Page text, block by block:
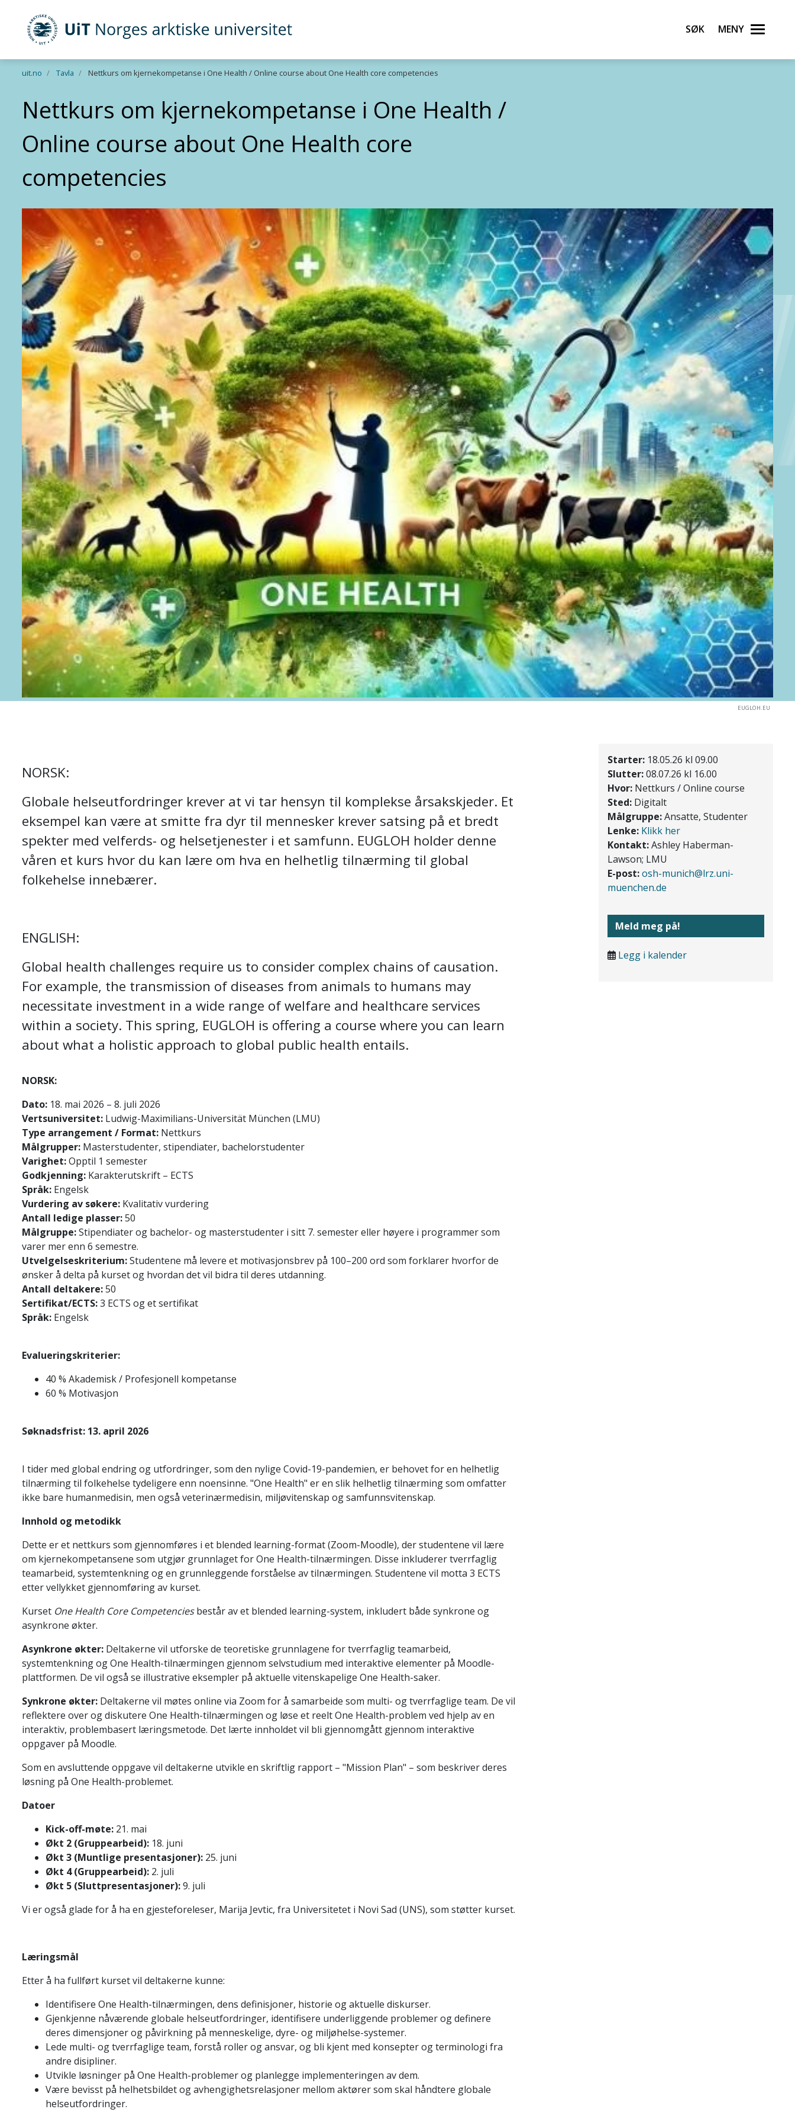
Gå til hovedinnhold
UiT Norges arktiske universitet Søk Meny
uit.no Tavla Nettkurs om kjernekompetanse i One Health / Online course about One Health core competencies
Nettkurs om kjernekompetanse i One Health /
Online course about One Health core
competencies
EUGLOH.EU
NORSK:
Globale helseutfordringer krever at vi tar hensyn til komplekse årsakskjeder. Et
eksempel kan være at smitte fra dyr til mennesker krever satsing på et bredt
spekter med velferds- og helsetjenester i et samfunn. EUGLOH holder denne
våren et kurs hvor du kan lære om hva en helhetlig tilnærming til global
folkehelse innebærer.
ENGLISH:
Global health challenges require us to consider complex chains of causation.
For example, the transmission of diseases from animals to humans may
necessitate investment in a wide range of welfare and healthcare services
within a society. This spring, EUGLOH is offering a course where you can learn
about what a holistic approach to global public health entails.
NORSK:
Dato: 18. mai 2026 – 8. juli 2026
Vertsuniversitet: Ludwig-Maximilians-Universität München (LMU)
Type arrangement / Format: Nettkurs
Målgrupper: Masterstudenter, stipendiater, bachelorstudenter
Varighet:Opptil 1 semester
Godkjenning: Karakterutskrift – ECTS
Språk: Engelsk
Vurdering av søkere: Kvalitativ vurdering
Antall ledige plasser:50
Målgruppe:Stipendiater og bachelor- og masterstudenter i sitt 7. semester eller høyere i programmer som
varer mer enn 6 semestre.
Utvelgelseskriterium:Studentene må levere et motivasjonsbrev på 100–200 ord som forklarer hvorfor de
ønsker å delta på kurset og hvordan det vil bidra til deres utdanning.
Antall deltakere:50
Sertifikat/ECTS:3 ECTS og et sertifikat
Språk: Engelsk
Evalueringskriterier:
40 % Akademisk / Profesjonell kompetanse
60 % Motivasjon
Søknadsfrist: 13. april 2026
I tider med global endring og utfordringer, som den nylige Covid-19-pandemien, er behovet for en helhetlig
tilnærming til folkehelse tydeligere enn noensinne. "One Health" er en slik helhetlig tilnærming som omfatter
ikke bare humanmedisin, men også veterinærmedisin, miljøvitenskap og samfunnsvitenskap.
Innhold og metodikk
Dette er et nettkurs som gjennomføres i et blended learning-format (Zoom-Moodle), der studentene vil lære
om kjernekompetansene som utgjør grunnlaget for One Health-tilnærmingen. Disse inkluderer tverrfaglig
teamarbeid, systemtenkning og en grunnleggende forståelse av tilnærmingen. Studentene vil motta 3 ECTS
etter vellykket gjennomføring av kurset.
Kurset One Health Core Competenciesbestår av et blended learning-system, inkludert både synkrone og
asynkrone økter.
Asynkrone økter: Deltakerne vil utforske de teoretiske grunnlagene for tverrfaglig teamarbeid,
systemtenkning og One Health-tilnærmingen gjennom selvstudium med interaktive elementer på Moodle-
plattformen. De vil også se illustrative eksempler på aktuelle vitenskapelige One Health-saker.
Synkrone økter: Deltakerne vil møtes online via Zoom for å samarbeide som multi- og tverrfaglige team. De vil
reflektere over og diskutere One Health-tilnærmingen og løse et reelt One Health-problem ved hjelp av en
interaktiv, problembasert læringsmetode. Det lærte innholdet vil bli gjennomgått gjennom interaktive
oppgaver på Moodle.
Som en avsluttende oppgave vil deltakerne utvikle en skriftlig rapport – "Mission Plan" – som beskriver deres
løsning på One Health-problemet.
Datoer
Kick-off-møte: 21. mai
Økt 2 (Gruppearbeid): 18. juni
Økt 3 (Muntlige presentasjoner): 25. juni
Økt 4 (Gruppearbeid): 2. juli
Økt 5 (Sluttpresentasjoner):9. juli
Vi er også glade for å ha en gjesteforeleser, Marija Jevtic, fra Universitetet i Novi Sad (UNS), som støtter kurset.
Læringsmål
Etter å ha fullført kurset vil deltakerne kunne:
Identifisere One Health-tilnærmingen, dens definisjoner, historie og aktuelle diskurser.
Gjenkjenne nåværende globale helseutfordringer, identifisere underliggende problemer og definere
deres dimensjoner og påvirkning på menneskelige, dyre- og miljøhelse-systemer.
Lede multi- og tverrfaglige team, forstå roller og ansvar, og bli kjent med konsepter og terminologi fra
andre disipliner.
Utvikle løsninger på One Health-problemer og planlegge implementeringen av dem.
Være bevisst på helhetsbildet og avhengighetsrelasjoner mellom aktører som skal håndtere globale
helseutfordringer.
Starter:18.05.26 kl 09.00
Slutter:08.07.26 kl 16.00
Hvor:Nettkurs / Online course
Sted:Digitalt
Målgruppe:Ansatte, Studenter
Lenke: Klikk her
Kontakt:Ashley Haberman-
Lawson; LMU
E-post:osh-munich@lrz.uni-
muenchen.de
Meld meg på!
Legg i kalender